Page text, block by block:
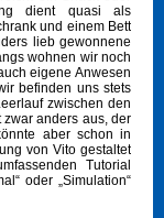
dient quasi als
und einem Bett
lieb gewonnene
wohnen wir noch
eigene Anwesen
befinden uns stets
zwischen den
anders aus, der
aber schon in
von Vito gestaltet
Tutorial
oder „Simulation“